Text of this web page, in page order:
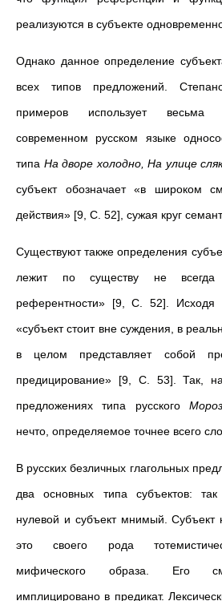
реализуются в субъекте
Однако данное определение
всех типов предложений.
примеров использует весьма
современном русском языке
типа На дворе холодно, На улице
субъект обозначает «в широком
действия» [9, С. 52], сужая круг
Существуют также определения
лежит по существу не всегда
референтности» [9, С. 52]. Исходя
«субъект стоит вне суждения, в
в целом представляет собой
предицирование» [9, С. 53]. Так,
предложениях типа русского
нечто, определяемое точнее всего
В русских безличных глагольных
два основных типа субъектов:
нулевой и субъект мнимый. Субъект
это своего рода
мифического образа. Его
имплицировано в предикат.